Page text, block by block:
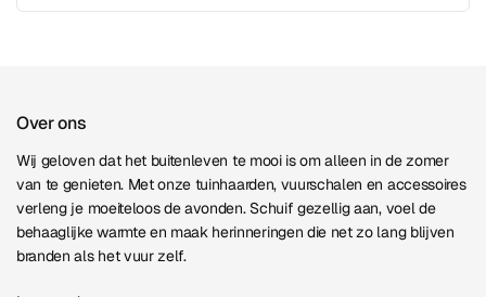
Over ons
Wij geloven dat het buitenleven te mooi is om alleen in de zomer
van te genieten. Met onze tuinhaarden, vuurschalen en accessoires
verleng je moeiteloos de avonden. Schuif gezellig aan, voel de
behaaglijke warmte en maak herinneringen die net zo lang blijven
branden als het vuur zelf.